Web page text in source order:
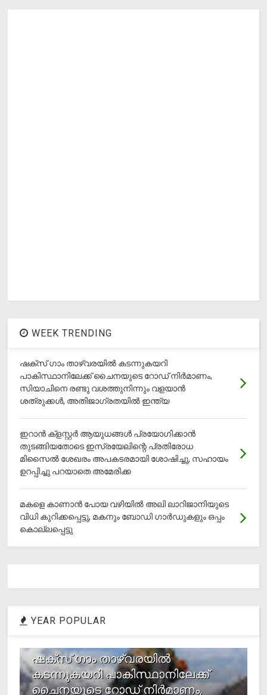
WEEK TRENDING
ഷക്സ് ​ഗാം താഴ്‌വരയിൽ കടന്നുകയറി
പാകിസ്ഥാനിലേക്ക് ചൈനയുടെ റോഡ് നിർമാണം,
സിയാചിനെ രണ്ടു വശത്തുനിന്നും വളയാൻ
ശത്രുക്കൾ, അതിജാ​ഗ്രതയിൽ ഇന്ത്യ
ഇറാന്‍ ക്‌ളസ്റ്റര്‍ ആയുധങ്ങള്‍ പ്രയോഗിക്കാന്‍
തുടങ്ങിയതോടെ ഇസ്രയേലിന്റെ പ്രതിരോധ
മിസൈല്‍ ശേഖരം അപകടരമായി ശോഷിച്ചു, സഹായം
ഉറപ്പിച്ചു പറയാതെ അമേരിക്ക
മകളെ കാണാന്‍ പോയ വഴിയില്‍ അലി ലാറിജാനിയുടെ
വിധി കുറിക്കപ്പെട്ടു, മകനും ബോഡി ഗാര്‍ഡുകളും ഒപ്പം
കൊല്ലപ്പെട്ടു
YEAR POPULAR
ഷക്സ് ​ഗാം താഴ്‌വരയിൽ
കടന്നുകയറി പാകിസ്ഥാനിലേക്ക്
ചൈനയുടെ റോഡ് നിർമാണം,